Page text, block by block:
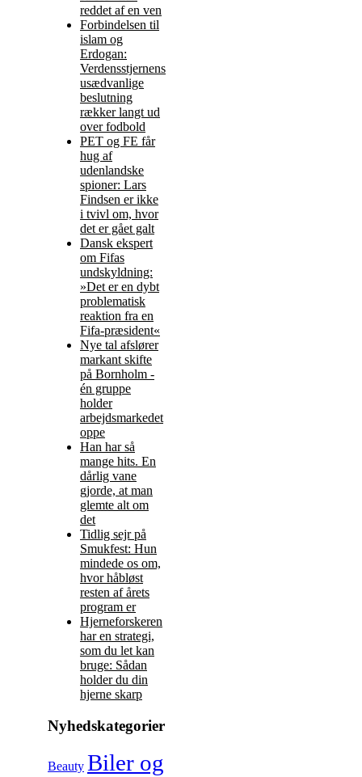
reddet af en ven
Forbindelsen til
islam og
Erdogan:
Verdensstjernens
usædvanlige
beslutning
rækker langt ud
over fodbold
PET og FE får
hug af
udenlandske
spioner: Lars
Findsen er ikke
i tvivl om, hvor
det er gået galt
Dansk ekspert
om Fifas
undskyldning:
»Det er en dybt
problematisk
reaktion fra en
Fifa-præsident«
Nye tal afslører
markant skifte
på Bornholm -
én gruppe
holder
arbejdsmarkedet
oppe
Han har så
mange hits. En
dårlig vane
gjorde, at man
glemte alt om
det
Tidlig sejr på
Smukfest: Hun
mindede os om,
hvor håbløst
resten af årets
program er
Hjerneforskeren
har en strategi,
som du let kan
bruge: Sådan
holder du din
hjerne skarp
Nyhedskategorier
Beauty Biler og